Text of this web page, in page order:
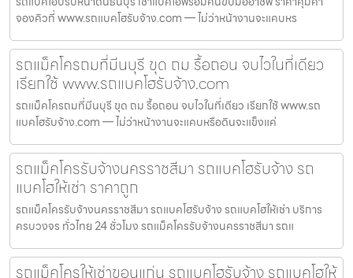
จองคิวที่ www.รถแบคโฮรับจ้าง.com — ไม่ว่าหน้างานจะแคบหร
รถแม็คโครถมที่มีนบุรี ขุด ถม รื้อถอน จบไวในที่เดียว
เรียกใช้ www.รถแบคโฮรับจ้าง.com
รถแม็คโครถมที่มีนบุรี ขุด ถม รื้อถอน จบไวในที่เดียว เรียกใช้ www.รถ
แบคโฮรับจ้าง.com — ไม่ว่าหน้างานจะแคบหรือดินจะแข็งแค่
รถแม็คโครรับจ้างนครราชสีมา รถแบคโฮรับจ้าง รถ
แบคโฮให้เช่า ราคาถูก
รถแม็คโครรับจ้างนครราชสีมา รถแบคโฮรับจ้าง รถแบคโฮให้เช่า บริการ
ครบวงจร ทั่วไทย 24 ชั่วโมง รถแม็คโครรับจ้างนครราชสีมา รถแ
รถแม็คโครให้เช่าขอนแก่น รถแบคโฮรับจ้าง รถแบคโฮให้